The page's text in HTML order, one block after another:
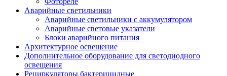
Аварийные светильники
Аварийные светильники с аккумулятором
Аварийные световые указатели
Блоки аварийного питания
Архитектурное освещение
Дополнительное оборудование для светодиодного
освещения
Рециркуляторы бактерицидные